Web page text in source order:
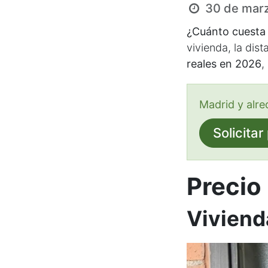
30 de
¿Cuánto
vivienda, la
reales en 2026,
Madrid y
Solicitar